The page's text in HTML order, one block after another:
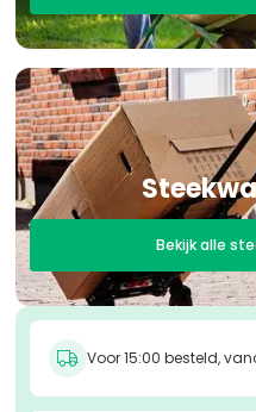
Bekijk alle
 Voor 15:00 besteld,